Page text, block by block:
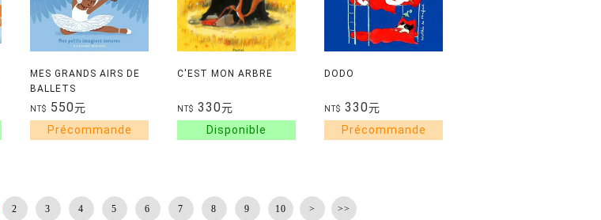
MES GRANDS AIRS DE
BALLETS
NT$ 550元
C'EST MON ARBRE
NT$ 330元
DODO
NT$ 330元
2 3 4 5 6 7 8 9 10 > >>